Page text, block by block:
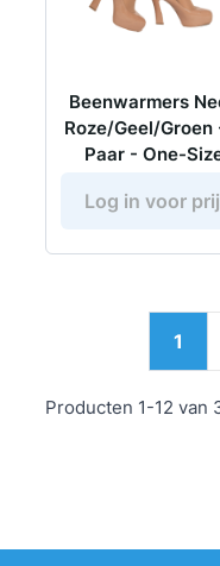
Beenwarmers
Roze/Geel/Groen
Paar - One-
Log in voor
Producten 1-12 van
U
1